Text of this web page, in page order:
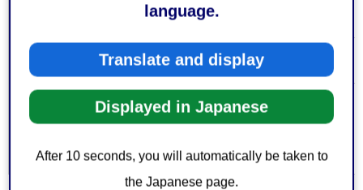
language.
Translate and display
Displayed in Japanese
After 10 seconds, you will automatically be taken to
the Japanese page.
構造図、工事費等見積書、市税の納税証
無料
大分類 >
都市・建築・土木＞土木
消防・防災＞防災
市政・地域・学校＞補助金